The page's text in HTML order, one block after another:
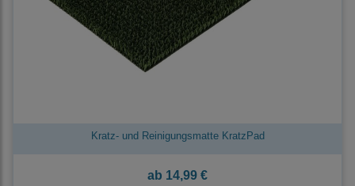
Kratz- und Reinigungsmatte KratzPad
ab 14,99 €